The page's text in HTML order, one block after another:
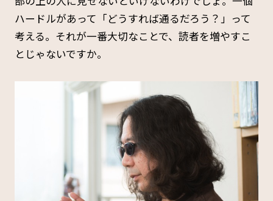
ハードルがあって「どうすれば通るだろう？」って
考える。それが一番大切なことで、読者を増やすこ
とじゃないですか。